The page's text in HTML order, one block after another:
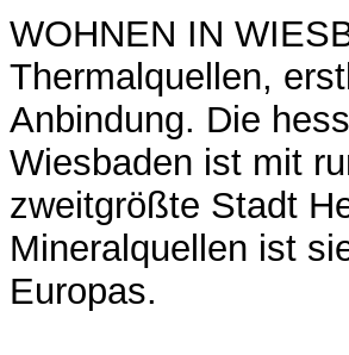
WOHNEN IN
Thermalquellen,
Anbindung. Die
Wiesbaden ist mit
zweitgrößte Stadt
Mineralquellen ist
Europas.